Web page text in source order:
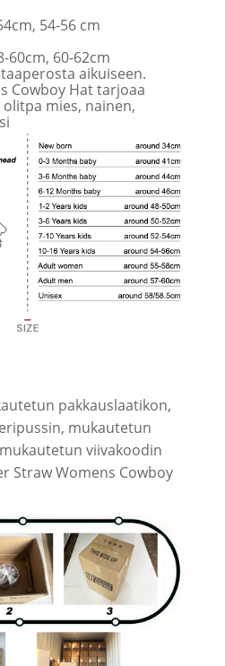
54-56 cm
60cm, 60-62cm
aikuiseen.
Cowboy Hat tarjoaa
mies, nainen,
pakkauslaatikon,
mukautetun
viivakoodin
Straw Womens Cowboy